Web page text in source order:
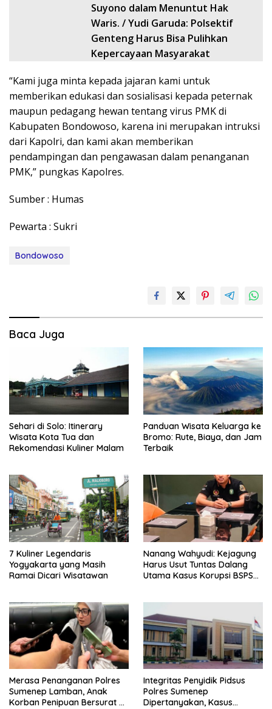
Suyono dalam Menuntut Hak
Waris. / Yudi Garuda: Polsektif
Genteng Harus Bisa Pulihkan
Kepercayaan Masyarakat
“Kami juga minta kepada jajaran kami untuk
memberikan edukasi dan sosialisasi kepada peternak
maupun pedagang hewan tentang virus PMK di
Kabupaten Bondowoso, karena ini merupakan intruksi
dari Kapolri, dan kami akan memberikan
pendampingan dan pengawasan dalam penanganan
PMK,” pungkas Kapolres.
Sumber : Humas
Pewarta : Sukri
Bondowoso
Baca Juga
Sehari di Solo: Itinerary
Wisata Kota Tua dan
Rekomendasi Kuliner Malam
Panduan Wisata Keluarga ke
Bromo: Rute, Biaya, dan Jam
Terbaik
7 Kuliner Legendaris
Yogyakarta yang Masih
Ramai Dicari Wisatawan
Nanang Wahyudi: Kejagung
Harus Usut Tuntas Dalang
Utama Kasus Korupsi BSPS
Merasa Penanganan Polres
Sumenep Lamban, Anak
Korban Penipuan Bersurat ke
Integritas Penyidik Pidsus
Polres Sumenep
Dipertanyakan, Kasus